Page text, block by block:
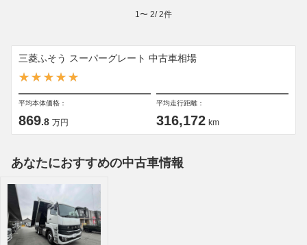
1 〜 2/2件
三菱ふそう スーパーグレート 中古車相場
平均本体価格：
869.8 万円
平均走行距離：
316,172 km
あなたにおすすめの中古車情報